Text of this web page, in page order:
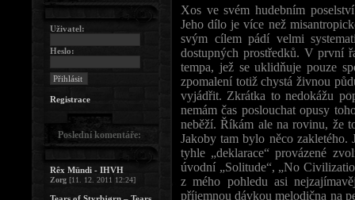
Xos ve svém hudebním
Jeho dílo je více než
svým cílem pádí velmi
dostupných prostředků. V první
tempa, jež se uklidňuje pouze
zpomalení totiž chystá živnou
vyjádřit. Zkrátka to nedokážu
nemám čas poslouchat opusy
neběží. Říkám ale na rovinu, že
Jakoby tam bylo něco
tyhle „deklarace“ provázené
úvodní „Solitude“, „No
z mého pohledu asi
příjemnou dávkou melodična na
Uživatel:
Heslo:
Registrace
Poslední komentáře:
Rêx Mündi - IHVH
Zorg [11. 12. 2011 12:24]